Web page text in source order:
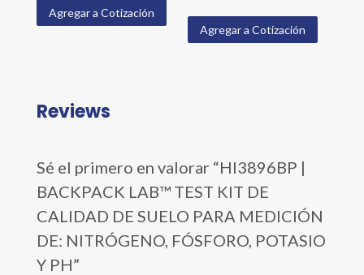
Agregar a Cotización
Agregar a Cotización
Reviews
Sé el primero en valorar “HI3896BP |
BACKPACK LAB™ TEST KIT DE
CALIDAD DE SUELO PARA MEDICIÓN
DE: NITRÓGENO, FÓSFORO, POTASIO
Y PH”